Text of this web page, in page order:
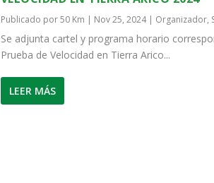
Publicado por50 Km | Nov 25, 2024| Organizador,
Se adjunta cartel y programa horario
Prueba de Velocidad en Tierra Arico...
LEER MÁS